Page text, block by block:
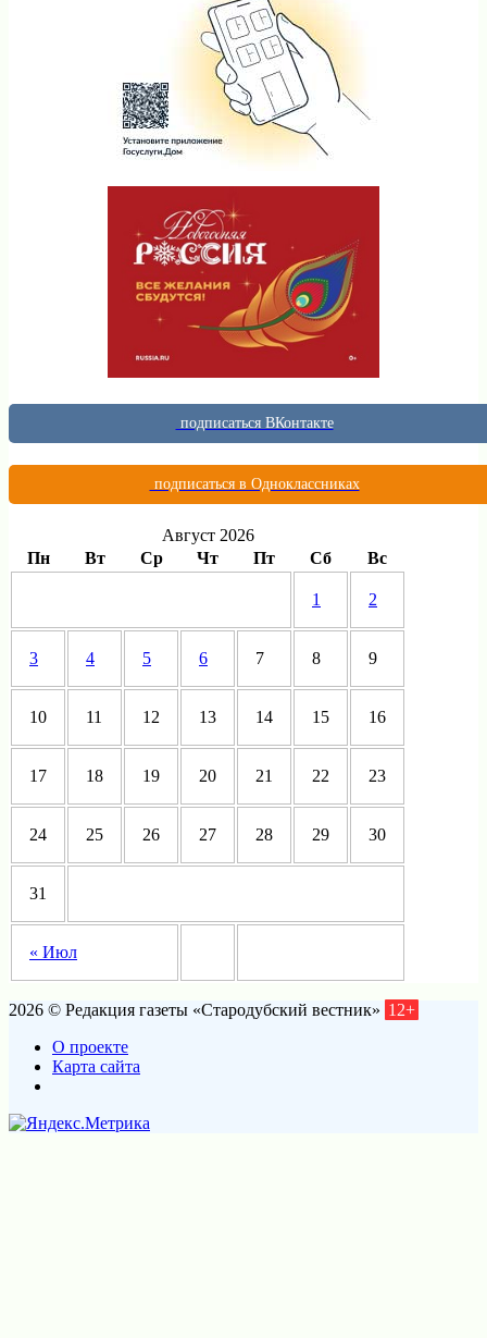
подписаться ВКонтакте
подписаться в Одноклассниках
Август 2026
Пн
Вт Ср Чт Пт Сб Вс
« Июл
1 2
3 4 5 6 7 8 9
10 11 12 13 14 15 16
17 18 19 20 21 22 23
24 25 26 27 28 29 30
31
2026 © Редакция газеты «Стародубский вестник» 12+
О проекте
Карта сайта